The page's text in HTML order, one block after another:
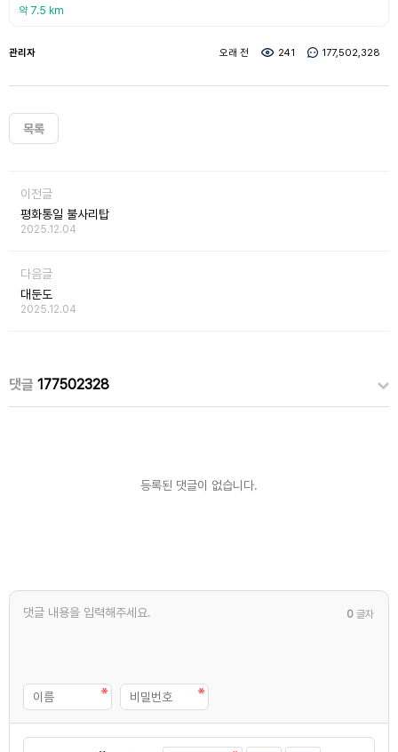
약 7.5 km
관리자 오래 전 241 177,502,328
목록
이전글
평화통일 불사리탑
2025.12.04
다음글
대둔도
2025.12.04
댓글 177502328
등록된 댓글이 없습니다.
0 글자